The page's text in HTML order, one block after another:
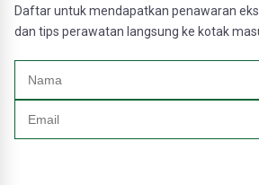
Daftar untuk mendapatkan penawaran
dan tips perawatan langsung ke kotak